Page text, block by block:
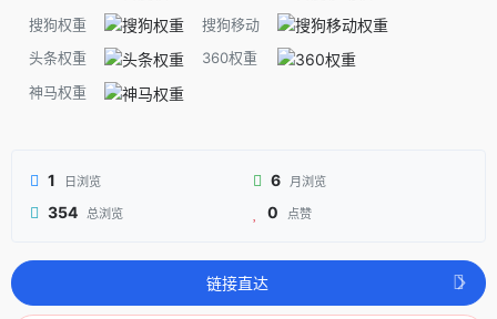
搜狗权重
搜狗移动
头条权重
360权重
神马权重
1 日浏览 6 月浏览
354 总浏览 0 点赞
链接直达